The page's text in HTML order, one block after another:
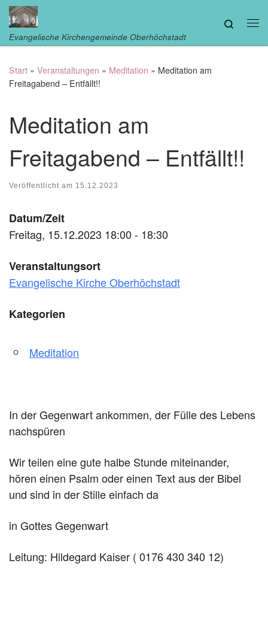
Zum Inhalt springen
Evangelische Kirchengemeinde Oberhöchstadt
Search
Start » Veranstaltungen » Meditation » Meditation am
Freitagabend – Entfällt!!
Meditation am
Freitagabend – Entfällt!!
Veröffentlicht am 15.12.2023
Datum/Zeit
Freitag, 15.12.2023 18:00 - 18:30
Veranstaltungsort
Evangelische Kirche Oberhöchstadt
Kategorien
Meditation
In der Gegenwart ankommen, der Fülle des Lebens
nachspüren
Wir teilen eine gute halbe Stunde miteinander,
hören einen Psalm oder einen Text aus der Bibel
und sind in der Stille einfach da
in Gottes Gegenwart
Leitung: Hildegard Kaiser ( 0176 430 340 12)